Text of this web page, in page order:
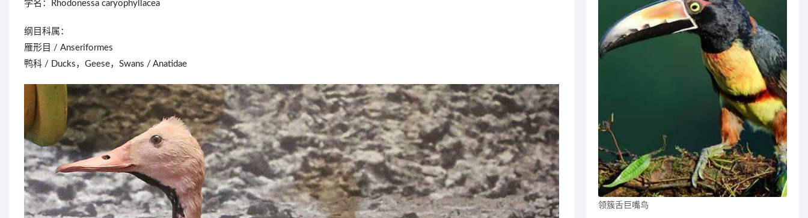
学名：Rhodonessa caryophyllacea
纲目科属：
雁形目 / Anseriformes
鸭科 / Ducks，Geese，Swans / Anatidae
领簇舌巨嘴鸟